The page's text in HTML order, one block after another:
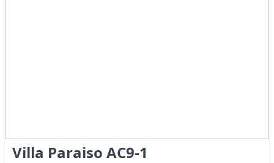
Villa Paraiso AC9-1